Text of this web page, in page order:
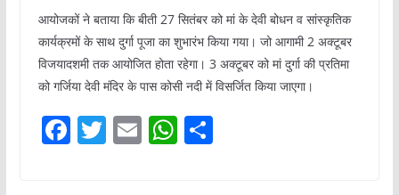
आयोजकों ने बताया कि बीती 27 सितंबर को मां के देवी बोधन व सांस्कृतिक
कार्यक्रमों के साथ दुर्गा पूजा का शुभारंभ किया गया। जो आगामी 2 अक्टूबर
विजयादशमी तक आयोजित होता रहेगा। 3 अक्टूबर को मां दुर्गा की प्रतिमा
को गर्जिया देवी मंदिर के पास कोसी नदी में विसर्जित किया जाएगा।
F T E W S